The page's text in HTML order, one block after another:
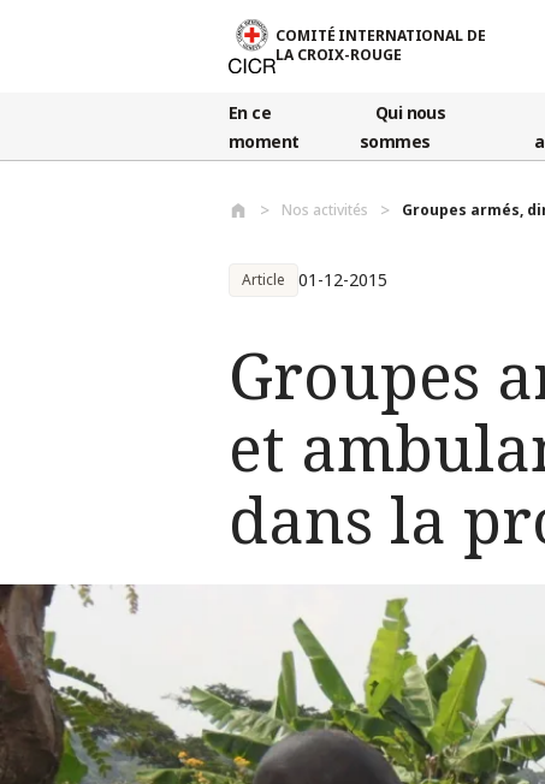
COMITÉ INTERNATIONAL DE
LA CROIX-ROUGE
En ce
moment
Qui nous
sommes
Nos activités Groupes armés,
Article 01-12-2015
Groupes
et
dans la